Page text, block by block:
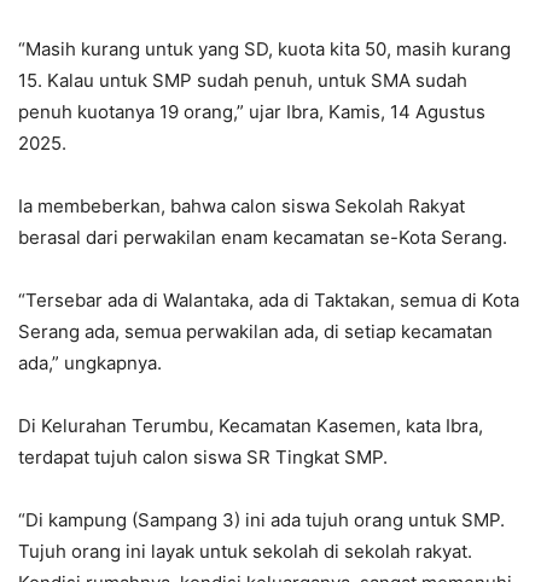
“Masih kurang untuk yang SD, kuota kita 50, masih kurang
15. Kalau untuk SMP sudah penuh, untuk SMA sudah
penuh kuotanya 19 orang,” ujar Ibra, Kamis, 14 Agustus
2025.
Ia membeberkan, bahwa calon siswa Sekolah Rakyat
berasal dari perwakilan enam kecamatan se-Kota Serang.
“Tersebar ada di Walantaka, ada di Taktakan, semua di Kota
Serang ada, semua perwakilan ada, di setiap kecamatan
ada,” ungkapnya.
Di Kelurahan Terumbu, Kecamatan Kasemen, kata Ibra,
terdapat tujuh calon siswa SR Tingkat SMP.
“Di kampung (Sampang 3) ini ada tujuh orang untuk SMP.
Tujuh orang ini layak untuk sekolah di sekolah rakyat.